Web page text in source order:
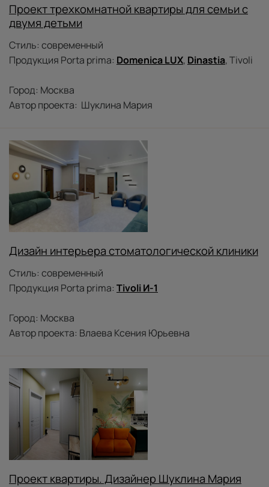
Проект трехкомнатной квартиры для семьи с
двумя детьми
Стиль: современный
Продукция Porta prima: Domenica LUX, Dinastia, Tivoli
Город: Москва
Автор проекта: Шуклина Мария
Дизайн интерьера стоматологической клиники
Стиль: современный
Продукция Porta prima: Tivoli И-1
Город: Москва
Автор проекта: Влаева Ксения Юрьевна
Проект квартиры. Дизайнер Шуклина Мария